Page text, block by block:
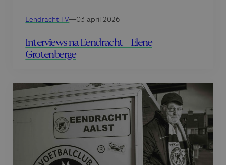
Eendracht TV—03 april 2026
Interviews na Eendracht – Elene
Grotenberge